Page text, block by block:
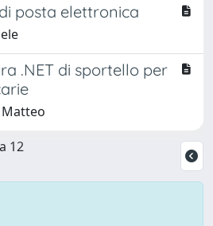
posta elettronica
.NET di sportello per
12